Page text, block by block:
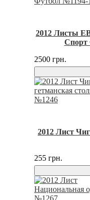
2012 Листы
Спорт
2500 грн.
2012 Лист
255 грн.